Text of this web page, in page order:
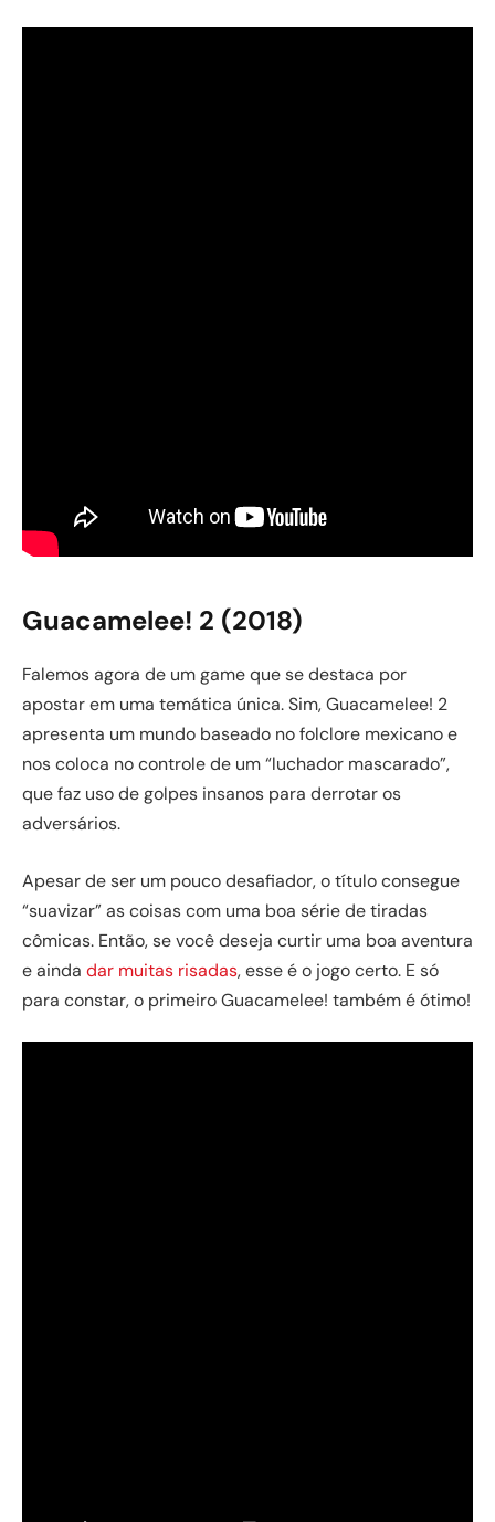
Guacamelee! 2 (2018)
Falemos agora de um game que se destaca por
apostar em uma temática única. Sim, Guacamelee! 2
apresenta um mundo baseado no folclore mexicano e
nos coloca no controle de um “luchador mascarado”,
que faz uso de golpes insanos para derrotar os
adversários.
Apesar de ser um pouco desafiador, o título consegue
“suavizar” as coisas com uma boa série de tiradas
cômicas. Então, se você deseja curtir uma boa aventura
e ainda dar muitas risadas, esse é o jogo certo. E só
para constar, o primeiro Guacamelee! também é ótimo!